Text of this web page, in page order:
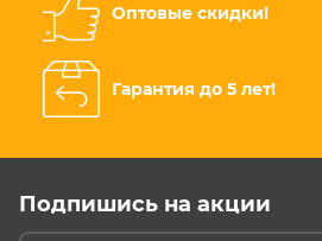
Оптовые скидки!
Гарантия до 5 лет!
Подпишись на акции